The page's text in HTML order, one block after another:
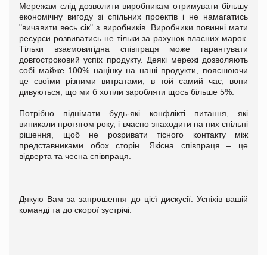
Мережам слід дозволити виробникам отримувати більшу
економічну вигоду зі спільних проектів і не намагатись
"вичавити весь сік" з виробників. Виробники повинні мати
ресурси розвиватись не тільки за рахунок власних марок.
Тільки взаємовигідна співпраця може гарантувати
довгостроковий успіх продукту. Деякі мережі дозволяють
собі майже 100% націнку на наші продукти, пояснюючи
це своїми різними витратами, в той самий час, вони
дивуються, що ми б хотіли заробляти щось більше 5%.
Потрібно піднімати будь-які конфлікті питання, які
виникали протягом року, і вчасно знаходити на них спільні
рішення, щоб не розривати тісного контакту між
представниками обох сторін. Якісна співпраця – це
відверта та чесна співпраця.
Дякую Вам за запрошення до цієї дискусії. Успіхів вашій
команді та до скорої зустрічі.